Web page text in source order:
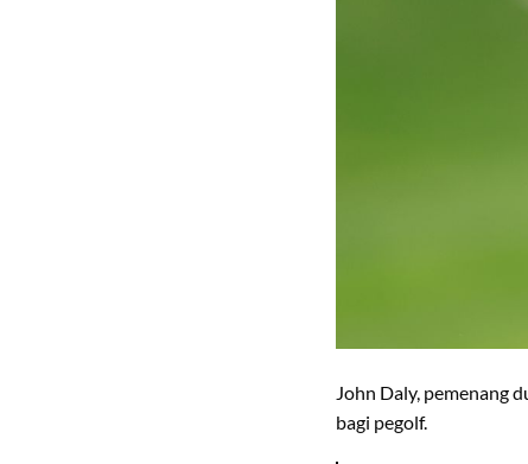
John Daly, pemenang
bagi pegolf.